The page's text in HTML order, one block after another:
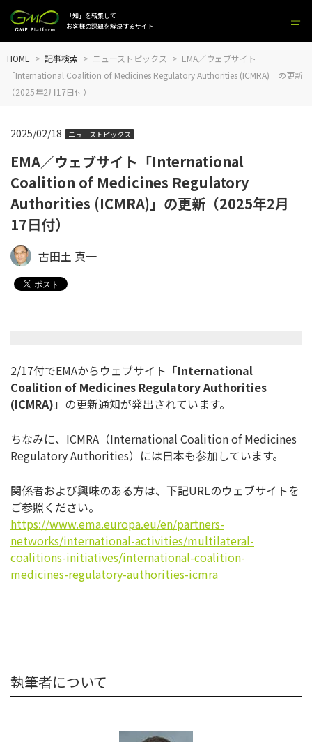
「知」を結集して
お客様の課題を解決するサイト
HOME 記事検索 ニューストピックス
EMA／ウェブサイト
「International Coalition of Medicines Regulatory Authorities (ICMRA)」の更新
（2025年2月17日付）
EMA／ウェブサイト「International
Coalition of Medicines Regulatory
Authorities (ICMRA)」の更新（2025年2月
17日付）
2025/02/18 ニューストピックス
古田土 真一
2/17付でEMAからウェブサイト「International
Coalition of Medicines Regulatory Authorities
(ICMRA) 」の更新通知が発出されています。
ちなみに、ICMRA（International Coalition of Medicines
Regulatory Authorities）には日本も参加しています。
関係者および興味のある方は、下記URLのウェブサイトを
ご参照ください。
https://www.ema.europa.eu/en/partners-
networks/international-activities/multilateral-
coalitions-initiatives/international-coalition-
medicines-regulatory-authorities-icmra
執筆者について